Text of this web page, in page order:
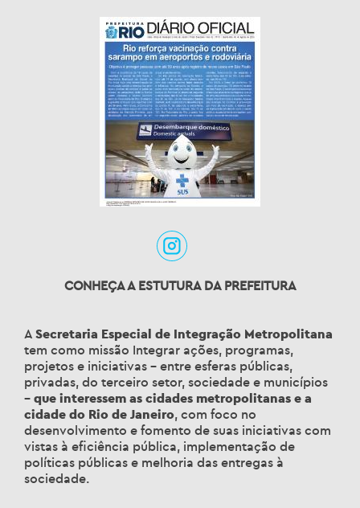
CONHEÇA A ESTUTURA DA PREFEITURA
A Secretaria Especial de Integração Metropolitana
tem como missão Integrar ações, programas,
projetos e iniciativas – entre esferas públicas,
privadas, do terceiro setor, sociedade e municípios
– que interessem as cidades metropolitanas e a
cidade do Rio de Janeiro, com foco no
desenvolvimento e fomento de suas iniciativas com
vistas à eficiência pública, implementação de
políticas públicas e melhoria das entregas à
sociedade.